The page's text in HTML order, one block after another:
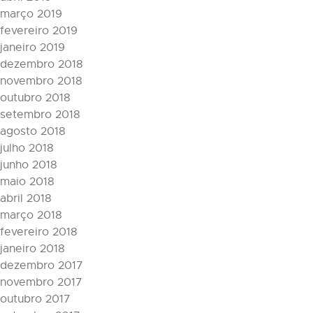
março 2019
fevereiro 2019
janeiro 2019
dezembro 2018
novembro 2018
outubro 2018
setembro 2018
agosto 2018
julho 2018
junho 2018
maio 2018
abril 2018
março 2018
fevereiro 2018
janeiro 2018
dezembro 2017
novembro 2017
outubro 2017